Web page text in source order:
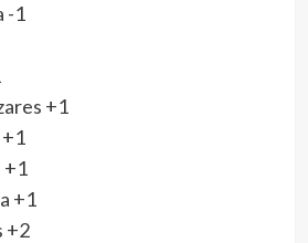
-1
+1
+1
+1
+2